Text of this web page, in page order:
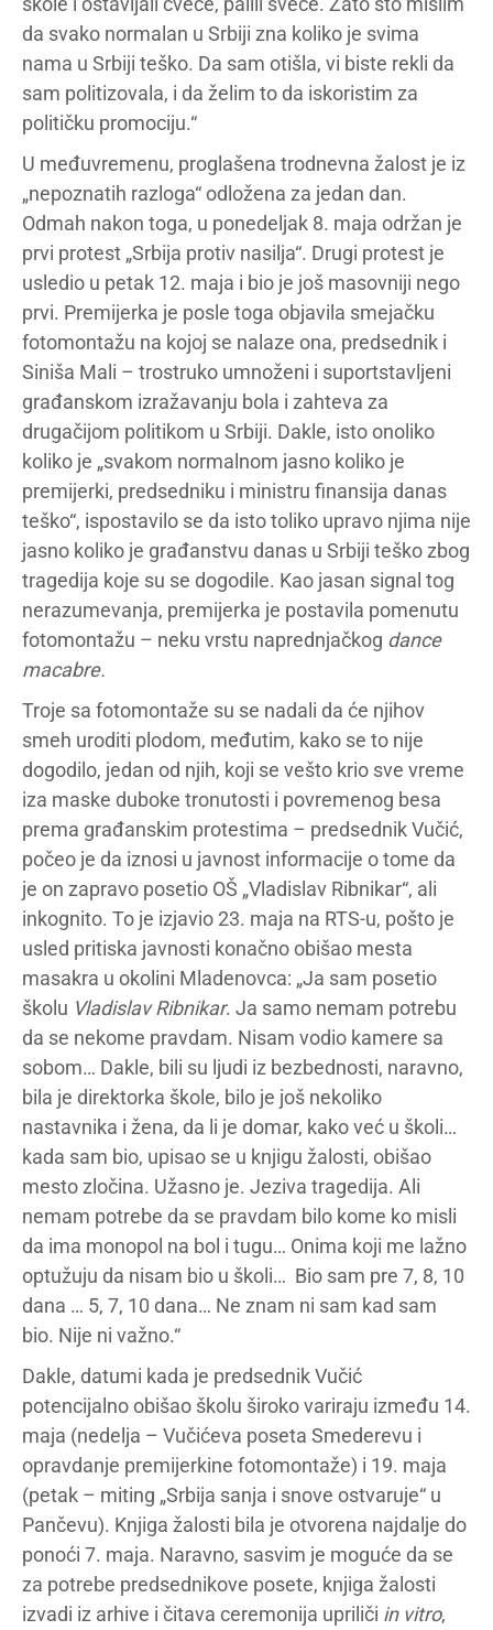
da svako normalan u Srbiji zna koliko je svima
nama u Srbiji teško. Da sam otišla, vi biste rekli da
sam politizovala, i da želim to da iskoristim za
političku promociju.“
U međuvremenu, proglašena trodnevna žalost je iz
„nepoznatih razloga“ odložena za jedan dan.
Odmah nakon toga, u ponedeljak 8. maja održan je
prvi protest „Srbija protiv nasilja“. Drugi protest je
usledio u petak 12. maja i bio je još masovniji nego
prvi. Premijerka je posle toga objavila smejačku
fotomontažu na kojoj se nalaze ona, predsednik i
Siniša Mali – trostruko umnoženi i suportstavljeni
građanskom izražavanju bola i zahteva za
drugačijom politikom u Srbiji. Dakle, isto onoliko
koliko je „svakom normalnom jasno koliko je
premijerki, predsedniku i ministru finansija danas
teško“, ispostavilo se da isto toliko upravo njima nije
jasno koliko je građanstvu danas u Srbiji teško zbog
tragedija koje su se dogodile. Kao jasan signal tog
nerazumevanja, premijerka je postavila pomenutu
fotomontažu – neku vrstu naprednjačkog dance
macabre.
Troje sa fotomontaže su se nadali da će njihov
smeh uroditi plodom, međutim, kako se to nije
dogodilo, jedan od njih, koji se vešto krio sve vreme
iza maske duboke tronutosti i povremenog besa
prema građanskim protestima – predsednik Vučić,
počeo je da iznosi u javnost informacije o tome da
je on zapravo posetio OŠ „Vladislav Ribnikar“, ali
inkognito. To je izjavio 23. maja na RTS-u, pošto je
usled pritiska javnosti konačno obišao mesta
masakra u okolini Mladenovca: „Ja sam posetio
školu Vladislav Ribnikar. Ja samo nemam potrebu
da se nekome pravdam. Nisam vodio kamere sa
sobom… Dakle, bili su ljudi iz bezbednosti, naravno,
bila je direktorka škole, bilo je još nekoliko
nastavnika i žena, da li je domar, kako već u školi…
kada sam bio, upisao se u knjigu žalosti, obišao
mesto zločina. Užasno je. Jeziva tragedija. Ali
nemam potrebe da se pravdam bilo kome ko misli
da ima monopol na bol i tugu… Onima koji me lažno
optužuju da nisam bio u školi… Bio sam pre 7, 8, 10
dana … 5, 7, 10 dana… Ne znam ni sam kad sam
bio. Nije ni važno.“
Dakle, datumi kada je predsednik Vučić
potencijalno obišao školu široko variraju između 14.
maja (nedelja – Vučićeva poseta Smederevu i
opravdanje premijerkine fotomontaže) i 19. maja
(petak – miting „Srbija sanja i snove ostvaruje“ u
Pančevu). Knjiga žalosti bila je otvorena najdalje do
ponoći 7. maja. Naravno, sasvim je moguće da se
za potrebe predsednikove posete, knjiga žalosti
izvadi iz arhive i čitava ceremonija upriliči in vitro,